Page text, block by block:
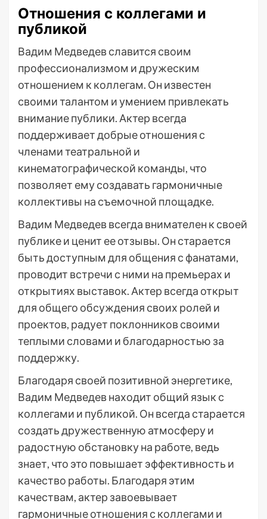
Отношения с коллегами и
публикой
Вадим Медведев славится своим
профессионализмом и дружеским
отношением к коллегам. Он известен
своими талантом и умением привлекать
внимание публики. Актер всегда
поддерживает добрые отношения с
членами театральной и
кинематографической команды, что
позволяет ему создавать гармоничные
коллективы на съемочной площадке.
Вадим Медведев всегда внимателен к своей
публике и ценит ее отзывы. Он старается
быть доступным для общения с фанатами,
проводит встречи с ними на премьерах и
открытиях выставок. Актер всегда открыт
для общего обсуждения своих ролей и
проектов, радует поклонников своими
теплыми словами и благодарностью за
поддержку.
Благодаря своей позитивной энергетике,
Вадим Медведев находит общий язык с
коллегами и публикой. Он всегда старается
создать дружественную атмосферу и
радостную обстановку на работе, ведь
знает, что это повышает эффективность и
качество работы. Благодаря этим
качествам, актер завоевывает
гармоничные отношения с коллегами и